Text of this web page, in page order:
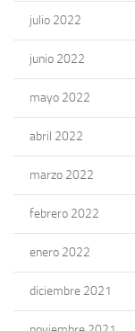
julio 2022
junio 2022
mayo 2022
abril 2022
marzo 2022
febrero 2022
enero 2022
diciembre 2021